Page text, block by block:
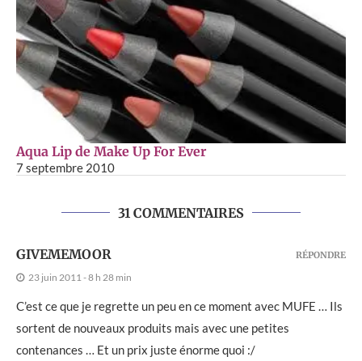
Aqua Lip de Make Up For Ever
7 septembre 2010
31 COMMENTAIRES
GIVEMEMOOR
23 juin 2011 - 8 h 28 min
C’est ce que je regrette un peu en ce moment avec MUFE … Ils
sortent de nouveaux produits mais avec une petites
contenances … Et un prix juste énorme quoi :/
RÉPONDRE